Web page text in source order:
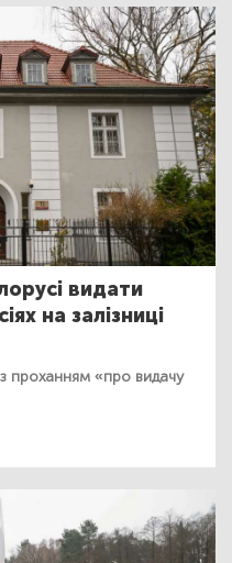
видати
на залізниці
проханням «про видачу